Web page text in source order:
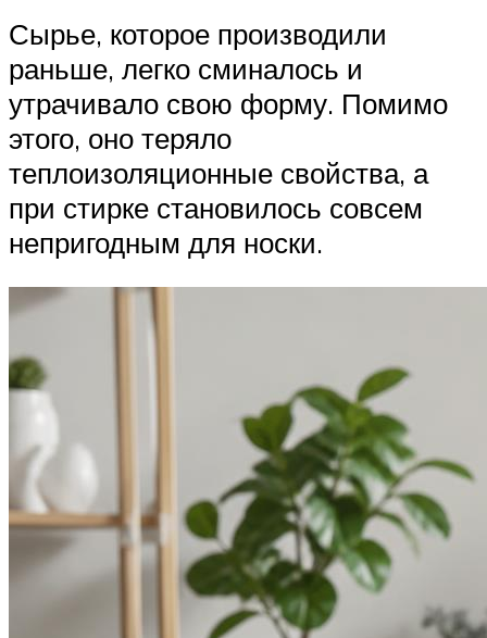
Сырье, которое производили
раньше, легко сминалось и
утрачивало свою форму. Помимо
этого, оно теряло
теплоизоляционные свойства, а
при стирке становилось совсем
непригодным для носки.